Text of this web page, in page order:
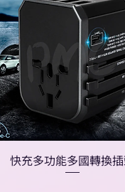
快充多功能多國轉換